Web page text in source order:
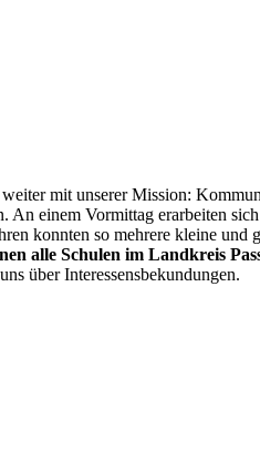
mit unserer Mission:
einem Vormittag erarbeiten
konnten so mehrere kleine und
alle Schulen im Landkreis
über Interessensbekundungen.